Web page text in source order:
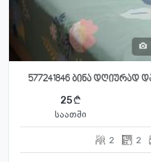
577241846 ბინა დღიურად
25
საათში
2 2